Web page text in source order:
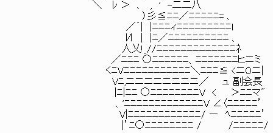
＼ ﾚ ＞ 、 , ' -二二八
〉彡≦ﾆﾆ／ﾆﾆﾆﾆﾆ= 、
／｀| |ﾆﾆﾆィﾆﾆﾆﾆﾆﾆﾆﾆﾆl
И | |ﾆ／ﾆﾆﾆﾆﾆﾆﾆﾆﾆﾆ 、
人乂!_//ﾆﾆﾆﾆﾆﾆﾆﾆﾆﾆﾆﾆﾆﾈ
／ﾆﾆﾆ ○ﾆﾆﾆﾆﾆﾆ、ﾆﾆﾆﾆﾆﾆﾆヒニミ
くﾆVﾆﾆﾆﾆﾆﾆﾆﾆﾆﾆﾆ＼ﾆﾆﾆ≦ <ニ０ニ|
Vﾆ,ニニニニニニニニ／ ュ 副会長
|ﾆ|ﾆﾆ ○ﾆﾆﾆﾆﾆﾆﾆﾆV < ＞ﾆﾆマ"
、'ﾆﾆﾆﾆﾆﾆﾆﾆﾆﾆﾆﾆﾆV ∠〈ﾆﾆﾆﾆﾆ’
V|ﾆﾆﾆﾆﾆﾆﾆﾆﾆﾆﾆﾆ/ ー ﾍﾆﾆﾆﾆﾆ’
|’ﾆ○ﾆﾆﾆﾆﾆﾆﾆﾆ / /ﾆﾆﾆﾆﾆ/